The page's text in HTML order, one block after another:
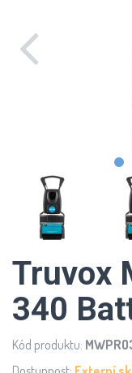
Truvox
340
Kód produktu: